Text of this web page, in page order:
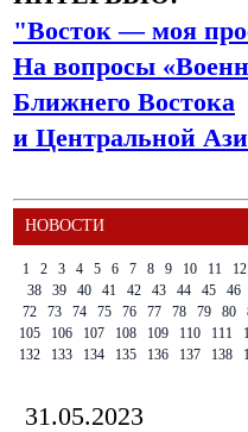
"Восток — моя
На вопросы
Ближнего Востока
и Центральной
НОВОСТИ
1 2 3 4 5 6 7 8 9 10 11
12
38
39 40 41 42 43 44 45
46
72
73 74 75 76 77 78 79 80
105
106 107 108 109 110 111
132
133 134 135 136 137 138
31.05.2023